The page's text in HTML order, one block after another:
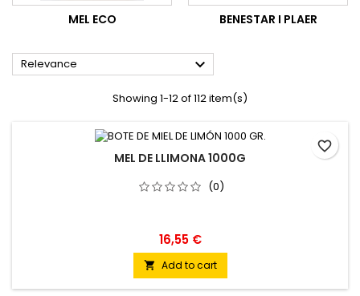
MEL ECO BENESTAR I PLAER
Relevance 
Showing 1-12 of 112 item(s)
MEL DE LLIMONA 1000G
(0)
16,55 €
 Add to cart
favorite_border